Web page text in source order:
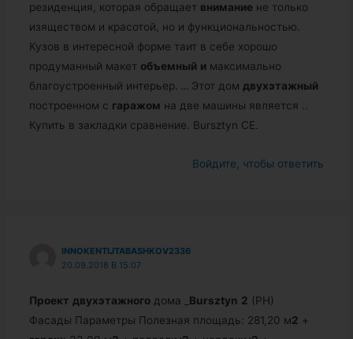
резиденция, которая обращает внимание не только
изяществом и красотой, но и функциональностью.
Кузов в интересной форме таит в себе хорошо
продуманный макет объемный и максимально
благоустроенный интерьер. … Этот дом двухэтажный
построенном с гаражом на две машины является ..
Купить в закладки сравнение. Bursztyn CE.
Войдите, чтобы ответить
INNOKENTIJTABASHKOV2336
20.09.2018 В 15:07
Проект двухэтажногодома _ Bursztyn 2 (PH)
Фасады Параметры Полезная площадь: 281,20 м2 +